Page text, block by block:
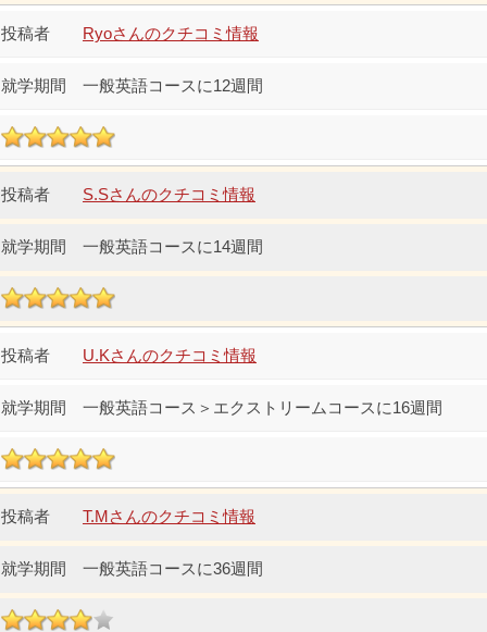
Ryoさんのクチコミ情報
一般英語コースに12週間
S.Sさんのクチコミ情報
一般英語コースに14週間
U.Kさんのクチコミ情報
一般英語コース＞エクストリームコースに16週間
T.Mさんのクチコミ情報
一般英語コースに36週間